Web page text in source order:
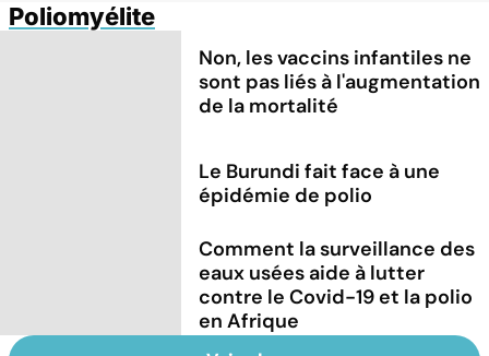
Poliomyélite
Non, les vaccins infantiles ne
sont pas liés à l'augmentation
de la mortalité
Le Burundi fait face à une
épidémie de polio
Comment la surveillance des
eaux usées aide à lutter
contre le Covid-19 et la polio
en Afrique